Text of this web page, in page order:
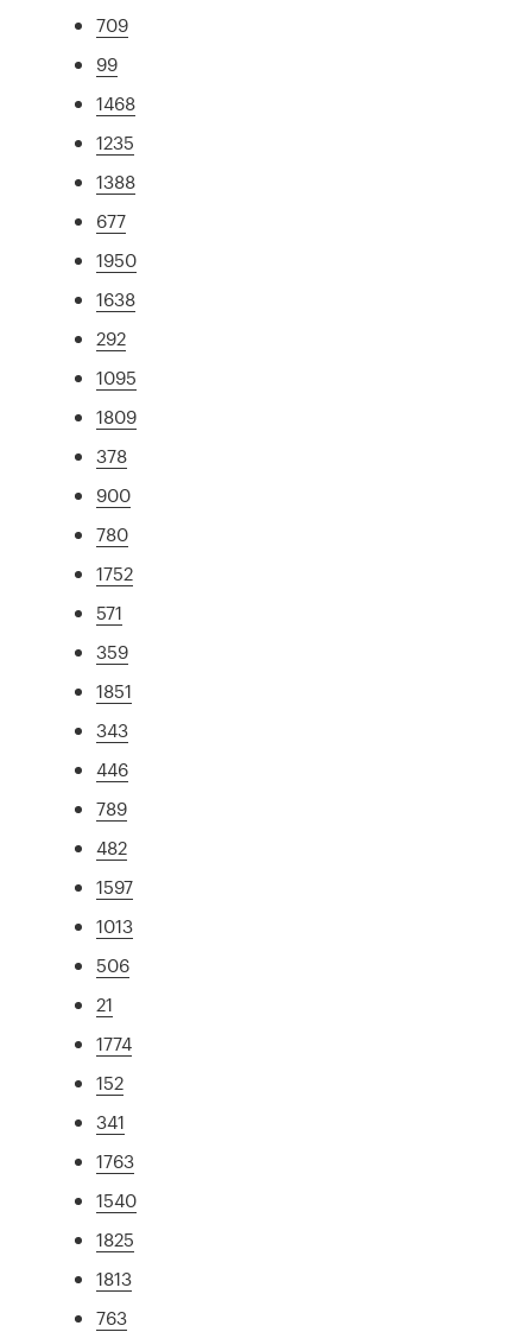
709
99
1468
1235
1388
677
1950
1638
292
1095
1809
378
900
780
1752
571
359
1851
343
446
789
482
1597
1013
506
21
1774
152
341
1763
1540
1825
1813
763